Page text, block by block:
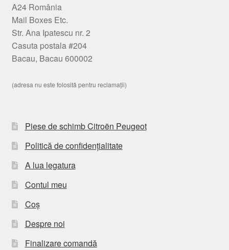
A24 România
Mail Boxes Etc.
Str. Ana Ipatescu nr. 2
Casuta postala #204
Bacau, Bacau 600002
(adresa nu este folosită pentru reclamații)
Piese de schimb Citroën Peugeot
Politică de confidențialitate
A lua legatura
Contul meu
Coș
Despre noi
Finalizare comandă